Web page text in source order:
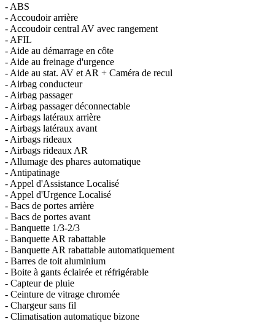
- ABS
- Accoudoir arrière
- Accoudoir central AV avec rangement
- AFIL
- Aide au démarrage en côte
- Aide au freinage d'urgence
- Aide au stat. AV et AR + Caméra de recul
- Airbag conducteur
- Airbag passager
- Airbag passager déconnectable
- Airbags latéraux arrière
- Airbags latéraux avant
- Airbags rideaux
- Airbags rideaux AR
- Allumage des phares automatique
- Antipatinage
- Appel d'Assistance Localisé
- Appel d'Urgence Localisé
- Bacs de portes arrière
- Bacs de portes avant
- Banquette 1/3-2/3
- Banquette AR rabattable
- Banquette AR rabattable automatiquement
- Barres de toit aluminium
- Boite à gants éclairée et réfrigérable
- Capteur de pluie
- Ceinture de vitrage chromée
- Chargeur sans fil
- Climatisation automatique bizone